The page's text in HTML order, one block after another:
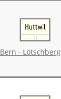
Huttwil
Bern - Lötschberg